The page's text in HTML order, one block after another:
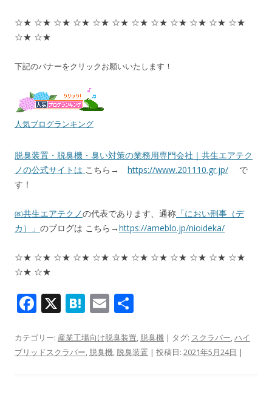
☆★ ☆★ ☆★ ☆★ ☆★ ☆★ ☆★ ☆★ ☆★ ☆★ ☆★ ☆★
☆★ ☆★
下記のバナーをクリックお願いいたします！
人気ブログランキング
脱臭装置・脱臭機・臭い対策の業務用専門会社｜共生エアテク
ノの公式サイトは こちら→ https://www.201110.gr.jp/ で
す！
㈱共生エアテクノの代表であります、通称 「におい刑事（デ
カ）」 のブログは こちら→https://ameblo.jp/nioideka/
☆★ ☆★ ☆★ ☆★ ☆★ ☆★ ☆★ ☆★ ☆★ ☆★ ☆★ ☆★
☆★ ☆★
F
e
b
X H
e
n
E
ai
l
カテゴリー: 産業工場向け脱臭装置, 脱臭機 | タグ: スクラバー,ハイ
ブリッドスクラバー, 脱臭機, 脱臭装置 | 投稿日: 2021年5月24日 |